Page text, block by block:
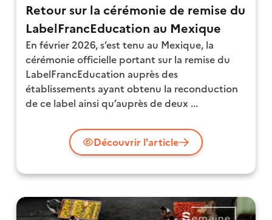
Retour sur la cérémonie de remise du
LabelFrancEducation au Mexique
En février 2026, s’est tenu au Mexique, la
cérémonie officielle portant sur la remise du
LabelFrancEducation auprès des
établissements ayant obtenu la reconduction
de ce label ainsi qu’auprès de deux ...
Découvrir l'article